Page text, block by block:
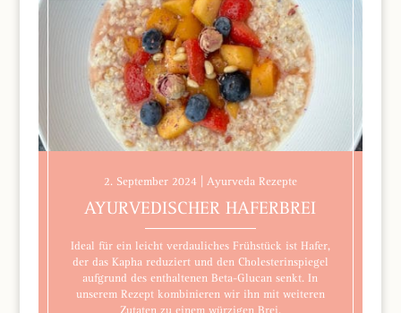
2. September 2024 | Ayurveda Rezepte
AYURVEDISCHER HAFERBREI
Ideal für ein leicht verdauliches Frühstück ist Hafer,
der das Kapha reduziert und den Cholesterinspiegel
aufgrund des enthaltenen Beta-Glucan senkt. In
unserem Rezept kombinieren wir ihn mit weiteren
Zutaten zu einem würzigen Brei.